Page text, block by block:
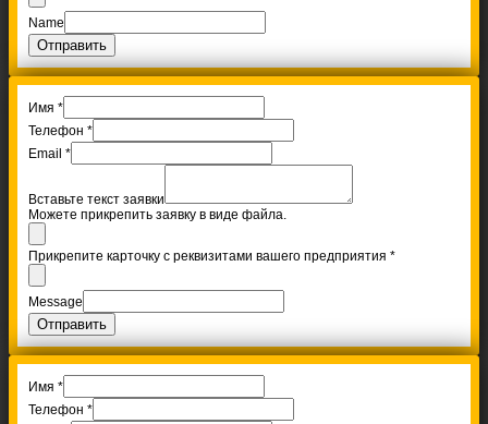
Name
Отправить
Имя *
Телефон *
Email *
Вставьте текст заявки
Можете прикрепить заявку в виде файла.
Прикрепите карточку с реквизитами вашего предприятия *
Message
Отправить
Имя *
Телефон *